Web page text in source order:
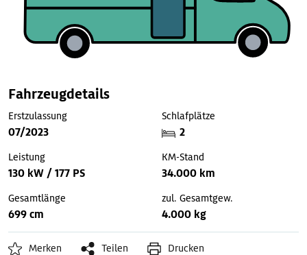
Fahrzeugdetails
Erstzulassung
07/2023
Schlafplätze
2
Leistung
130 kW / 177 PS
KM-Stand
34.000 km
Gesamtlänge
699 cm
zul. Gesamtgew.
4.000 kg
Merken Teilen Drucken